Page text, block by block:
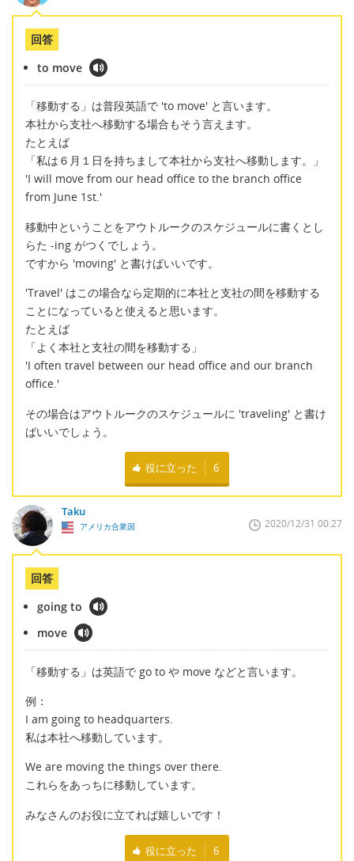
回答
to move
「移動する」は普段英語で 'to move' と言います。
本社から支社へ移動する場合もそう言えます。
たとえば
「私は６月１日を持ちまして本社から支社へ移動します。」
'I will move from our head office to the branch office
from June 1st.'
移動中ということをアウトルークのスケジュールに書くとし
らた -ing がつくでしょう。
ですから 'moving' と書けばいいです。
'Travel' はこの場合なら定期的に本社と支社の間を移動する
ことになっていると使えると思います。
たとえば
「よく本社と支社の間を移動する」
'I often travel between our head office and our branch
office.'
その場合はアウトルークのスケジュールに 'traveling' と書け
ばいいでしょう。
役に立った 6
Taku
アメリカ合衆国 2020/12/31 00:27
回答
going to
move
「移動する」は英語で go to や move などと言います。
例：
I am going to headquarters.
私は本社へ移動しています。
We are moving the things over there.
これらをあっちに移動しています。
みなさんのお役に立てれば嬉しいです！
役に立った 6